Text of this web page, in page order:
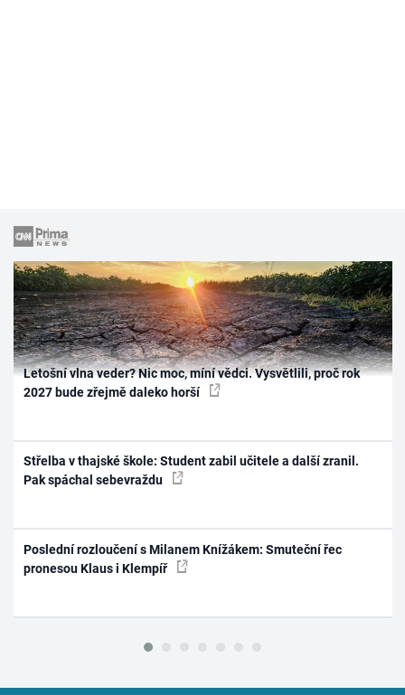
Letošní vlna veder? Nic moc, míní vědci. Vysvětlili, proč rok
2027 bude zřejmě daleko horší
Střelba v thajské škole: Student zabil učitele a další zranil.
Pak spáchal sebevraždu
Poslední rozloučení s Milanem Knížákem: Smuteční řec
pronesou Klaus i Klempíř